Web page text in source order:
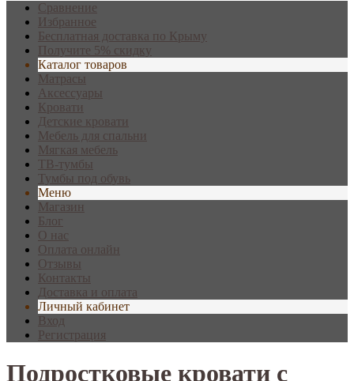
Сравнение
Избранное
Бесплатная доставка по Крыму
Получите 5% скидку
Каталог товаров
Матрасы
Аксессуары
Кровати
Детские кровати
Мебель для спальни
Мягкая мебель
ТВ-тумбы
Тумбы под обувь
Меню
Магазин
Блог
О нас
Оплата онлайн
Отзывы
Контакты
Доставка и оплата
Личный кабинет
Вход
Регистрация
Подростковые кровати с